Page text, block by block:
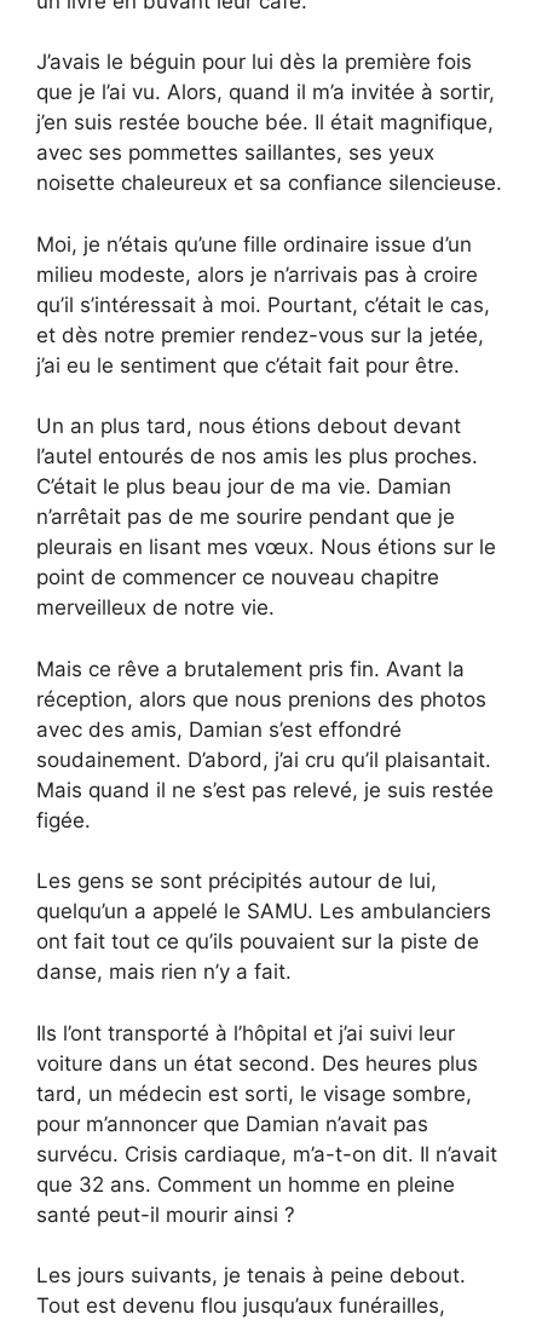
J’avais le béguin pour lui dès la première fois
que je l’ai vu. Alors, quand il m’a invitée à sortir,
j’en suis restée bouche bée. Il était magnifique,
avec ses pommettes saillantes, ses yeux
noisette chaleureux et sa confiance silencieuse.
Moi, je n’étais qu’une fille ordinaire issue d’un
milieu modeste, alors je n’arrivais pas à croire
qu’il s’intéressait à moi. Pourtant, c’était le cas,
et dès notre premier rendez-vous sur la jetée,
j’ai eu le sentiment que c’était fait pour être.
Un an plus tard, nous étions debout devant
l’autel entourés de nos amis les plus proches.
C’était le plus beau jour de ma vie. Damian
n’arrêtait pas de me sourire pendant que je
pleurais en lisant mes vœux. Nous étions sur le
point de commencer ce nouveau chapitre
merveilleux de notre vie.
Mais ce rêve a brutalement pris fin. Avant la
réception, alors que nous prenions des photos
avec des amis, Damian s’est effondré
soudainement. D’abord, j’ai cru qu’il plaisantait.
Mais quand il ne s’est pas relevé, je suis restée
figée.
Les gens se sont précipités autour de lui,
quelqu’un a appelé le SAMU. Les ambulanciers
ont fait tout ce qu’ils pouvaient sur la piste de
danse, mais rien n’y a fait.
Ils l’ont transporté à l’hôpital et j’ai suivi leur
voiture dans un état second. Des heures plus
tard, un médecin est sorti, le visage sombre,
pour m’annoncer que Damian n’avait pas
survécu. Crisis cardiaque, m’a-t-on dit. Il n’avait
que 32 ans. Comment un homme en pleine
santé peut-il mourir ainsi ?
Les jours suivants, je tenais à peine debout.
Tout est devenu flou jusqu’aux funérailles,